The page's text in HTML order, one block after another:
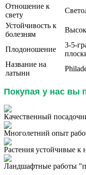
Отношение к
свету
Устойчивость к
болезням
Плодоношение
3-5-
Название на
латыни
Покупая у нас вы
Качественный
Многолетний опыт
Растения устойчивые к
Ландшафтные работы